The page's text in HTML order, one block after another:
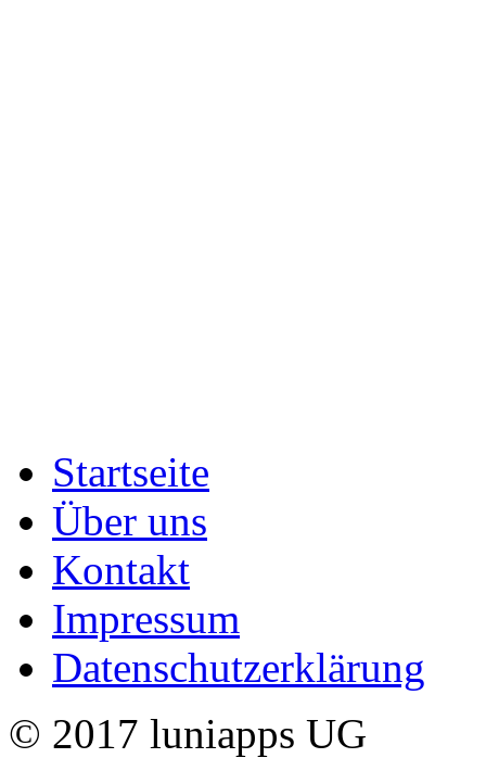
Startseite
Über uns
Kontakt
Impressum
Datenschutzerklärung
© 2017 luniapps UG